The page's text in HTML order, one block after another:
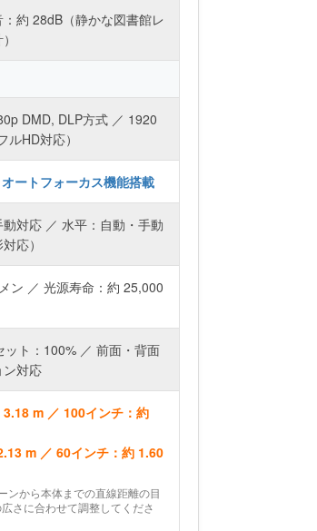
約 28dB（静かな図書館レ
DMD, DLP方式 ／ 1920
HD対応）
ートフォーカス機能搭載
対応 ／ 水平：自動・手動
応）
ン ／ 光源寿命：約 25,000
ット：100% ／ 前面・背面
ン対応
m ／ 100インチ：約
m ／ 60インチ：約 1.60
ンから本体までの直線距離の目
さに合わせて調整してくださ